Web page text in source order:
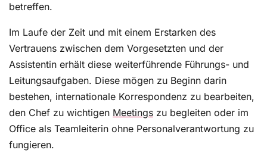
betreffen.
Im Laufe der Zeit und mit einem Erstarken des
Vertrauens zwischen dem Vorgesetzten und der
Assistentin erhält diese weiterführende Führungs- und
Leitungsaufgaben. Diese mögen zu Beginn darin
bestehen, internationale Korrespondenz zu bearbeiten,
den Chef zu wichtigen Meetings zu begleiten oder im
Office als Teamleiterin ohne Personalverantwortung zu
fungieren.